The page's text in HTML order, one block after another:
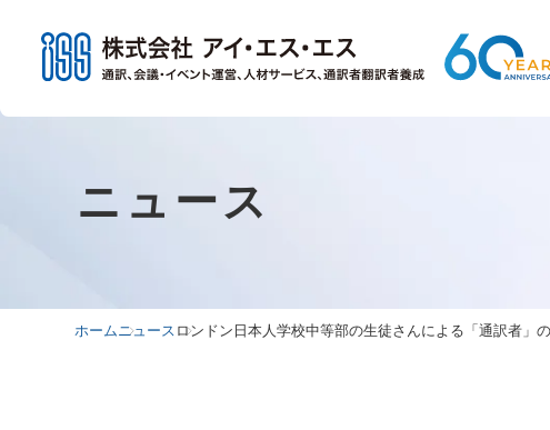
ニュース
ホームニュース ロンドン日本人学校中等部の生徒さんによる「通訳者」